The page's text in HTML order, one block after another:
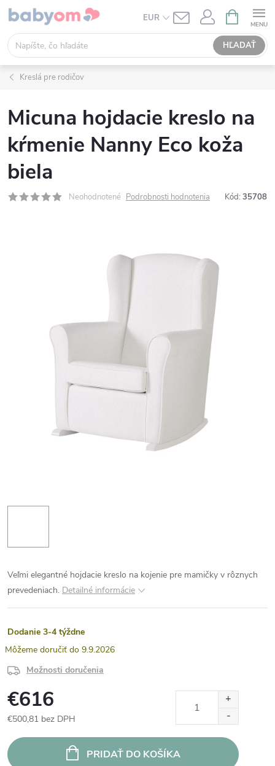
Prejsť
obsah
EUR
HĽADAŤ
KOŠÍK
Kreslá pre rodičov
Micuna hojdacie kreslo na
kŕmenie Nanny Eco koža
biela
Neohodnotené Podrobnosti hodnotenia Kód: 35708
Veľmi elegantné hojdacie kreslo na kojenie pre mamičky v rôznych
prevedeniach. Detailné informácie
Dodanie 3-4 týždne
9.9.2026
Možnosti doručenia
€616
€500,81 bez DPH
cena:
PRIDAŤ DO KOŠÍKA